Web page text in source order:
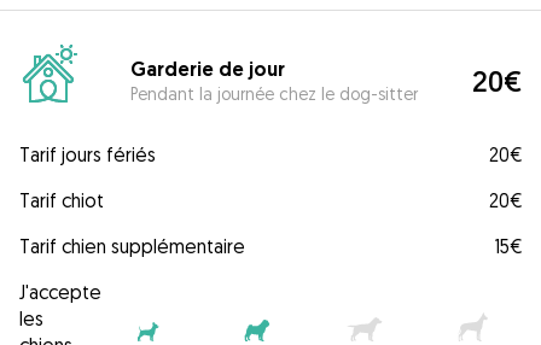
Garderie de jour
Pendant la journée chez le dog-sitter 20€
Tarif jours fériés
20€
Tarif chiot
20€
Tarif chien supplémentaire
15€
J'accepte
les